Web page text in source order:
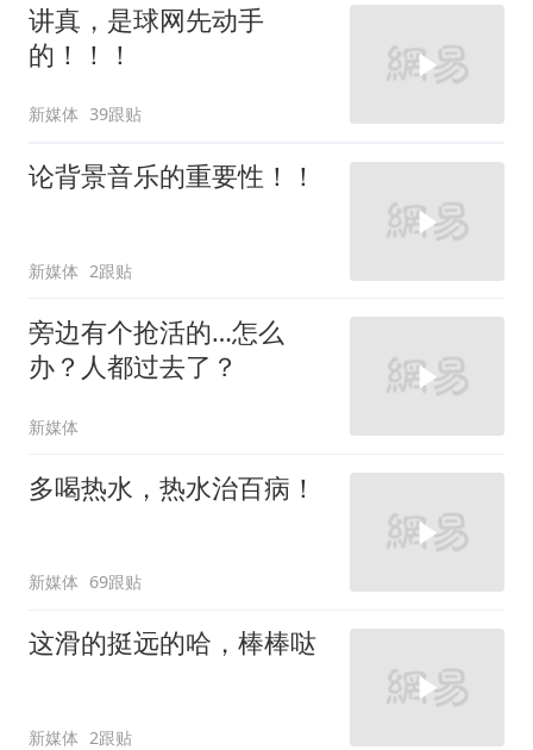
讲真，是球网先动手
的！！！
新媒体 39跟贴
论背景音乐的重要性！！
新媒体 2跟贴
旁边有个抢活的…怎么
办？人都过去了？
新媒体
多喝热水，热水治百病！
新媒体 69跟贴
这滑的挺远的哈，棒棒哒
新媒体 2跟贴